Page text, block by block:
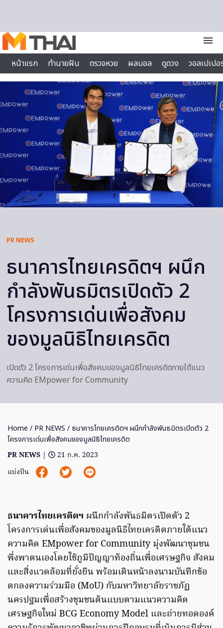
menu
หน้าแรก
ทำนายฝัน ตรวจหวย ผลบอล ดูดวง
วอลเปเป
ไลฟ์สไตล์
PR NEWS
ธนาคารไทยเครดิตฯ ผนึก
กำลังพันธมิตรเปิดตัว 2
โครงการเด่นเพื่อสังคม
ของมูลนิธิไทยเครดิต
เปิดตัว 2 โครงการเด่นเพื่อสังคมของมูลนิธิไทยเครดิตภายใต้แนว
ความคิด EMpower for Community
Home / PR NEWS / ธนาคารไทยเครดิตฯ ผนึกกำลังพันธมิตรเปิดตัว 2
โครงการเด่นเพื่อสังคมของมูลนิธิไทยเครดิต
PR NEWS |
21 ก.ค. 2023
แบ่งปัน
ธนาคารไทยเครดิตฯ ผนึกกำลังพันธมิตรเปิดตัว 2
โครงการเด่นเพื่อสังคมของมูลนิธิไทยเครดิตภายใต้แนว
ความคิด EMpower for Community มุ่งพัฒนาชุมชน
พึ่งพาตนเองโดยใช้ภูมิปัญญาท้องถิ่นเพื่อเศรษฐกิจ สังคม
และสิ่งแวดล้อมที่ยั่งยืน พร้อมเดินหน้าลงนามบันทึกข้อ
ตกลงความร่วมมือ (MoU) กับมหาวิทยาลัยราชภัฏ
นครปฐมเพื่อสร้างชุมชนต้นแบบตามแนวความคิด
เศรษฐกิจใหม่ BCG Economy Model และถ่ายทอดองค์